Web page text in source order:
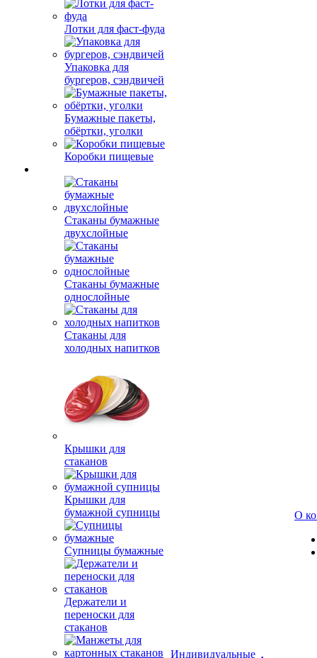
Лотки для фаст-фуда
Упаковка для
бургеров, сэндвичей
Бумажные пакеты,
обёртки, уголки
Коробки пищевые
Стаканы бумажные
двухслойные
Стаканы бумажные
однослойные
Стаканы для
холодных напитков
Крышки для
стаканов
Крышки для
бумажной супницы
Супницы бумажные
Держатели и
переноски для
стаканов
Индивидуальные
О